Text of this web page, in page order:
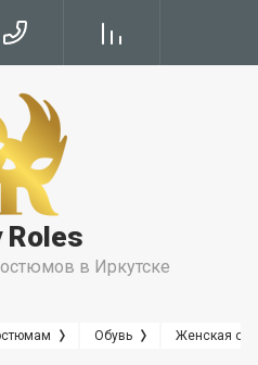
Roles
в Иркутске
Обувь Женская